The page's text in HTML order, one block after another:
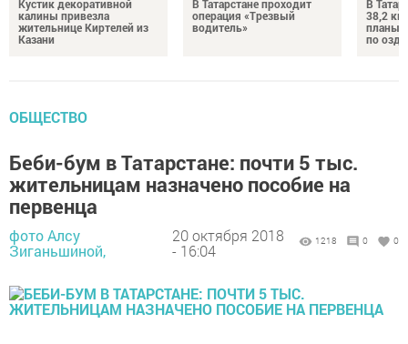
Кустик декоративной
калины привезла
жительнице Киртелей из
Казани
В Татарстане проходит
операция «Трезвый
водитель»
В
38,2 км
планы
по
ОБЩЕСТВО
Беби-бум в Татарстане: почти 5 тыс.
жительницам назначено пособие на
первенца
фото Алсу
Зиганьшиной,
20 октября 2018
- 16:04
1218 0 0